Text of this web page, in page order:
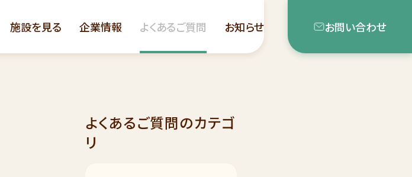
施設を見る 企業情報 よくあるご質問 お知らせ お問い合わせ
よくあるご質問のカテゴ
リ